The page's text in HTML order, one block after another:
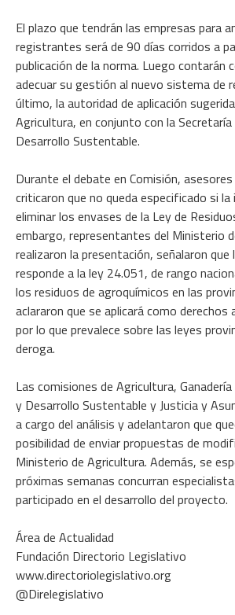
El plazo que tendrán las empresas para
registrantes será de 90 días corridos a
publicación de la norma. Luego contarán
adecuar su gestión al nuevo sistema de
último, la autoridad de aplicación
Agricultura, en conjunto con la
Desarrollo Sustentable.
Durante el debate en Comisión,
criticaron que no queda especificado si
eliminar los envases de la Ley de
embargo, representantes del Ministerio
realizaron la presentación, señalaron que
responde a la ley 24.051, de rango
los residuos de agroquímicos en las
aclararon que se aplicará como
por lo que prevalece sobre las leyes
deroga.
Las comisiones de Agricultura,
y Desarrollo Sustentable y Justicia y
a cargo del análisis y adelantaron que
posibilidad de enviar propuestas de
Ministerio de Agricultura. Además, se
próximas semanas concurran
participado en el desarrollo del proyecto.
Área de Actualidad
Fundación Directorio Legislativo
www.directoriolegislativo.org
@Direlegislativo